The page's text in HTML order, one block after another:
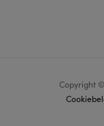
Copyright
Footer